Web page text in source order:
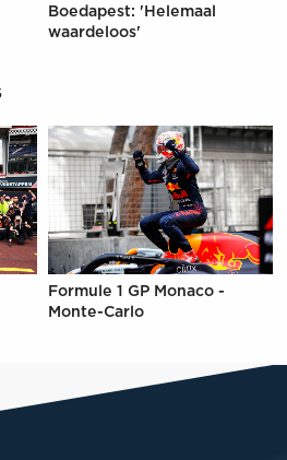
Boedapest: 'Helemaal
waardeloos'
Formule 1 GP Monaco -
Monte-Carlo